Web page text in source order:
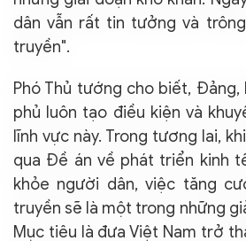
dân vẫn rất tin tưởng và
truyền".
Phó Thủ tướng cho biết, Đảng,
phủ luôn tạo điều kiện và
lĩnh vực này. Trong tương lai,
qua Đề án về phát triển kinh
khỏe người dân, việc tăng
truyền sẽ là một trong những
Mục tiêu là đưa Việt Nam trở